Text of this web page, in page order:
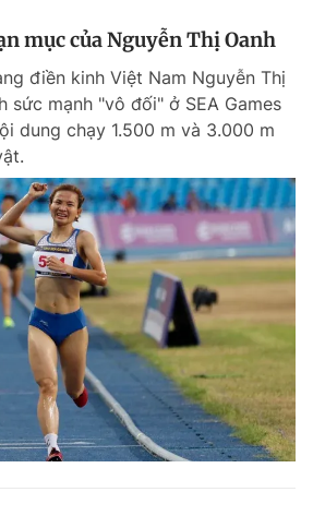
mục của Nguyễn Thị Oanh
điền kinh Việt Nam Nguyễn Thị
sức mạnh "vô đối" ở SEA Games
dung chạy 1.500 m và 3.000 m